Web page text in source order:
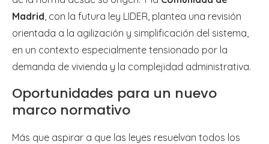
Madrid , con la futura ley LIDER, plantea una revisión
orientada a la agilización y simplificación del sistema,
en un contexto especialmente tensionado por la
demanda de vivienda y la complejidad administrativa.
Oportunidades para un nuevo
marco normativo
Más que aspirar a que las leyes resuelvan todos los